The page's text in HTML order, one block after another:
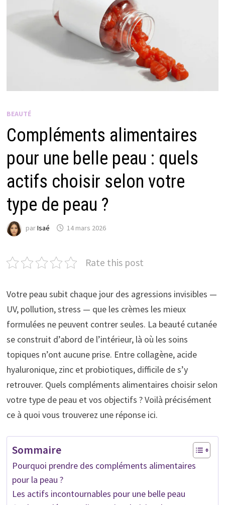
BEAUTÉ
Compléments alimentaires
pour une belle peau : quels
actifs choisir selon votre
type de peau ?
parIsaé 14 mars 2026
Rate this post
Votre peau subit chaque jour des agressions invisibles —
UV, pollution, stress — que les crèmes les mieux
formulées ne peuvent contrer seules. La beauté cutanée
se construit d’abord de l’intérieur, là où les soins
topiques n’ont aucune prise. Entre collagène, acide
hyaluronique, zinc et probiotiques, difficile de s’y
retrouver. Quels compléments alimentaires choisir selon
votre type de peau et vos objectifs ? Voilà précisément
ce à quoi vous trouverez une réponse ici.
Sommaire
Pourquoi prendre des compléments alimentaires
pour la peau ?
Les actifs incontournables pour une belle peau